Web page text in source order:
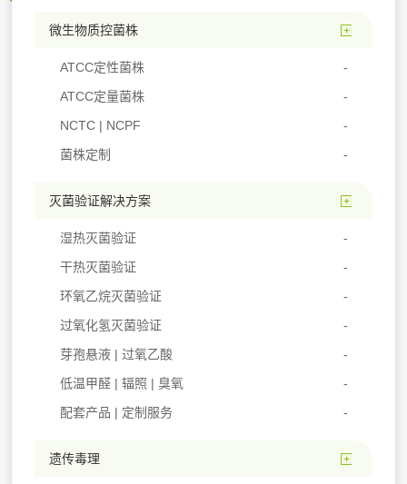
微生物质控菌株
ATCC定性菌株
ATCC定量菌株
NCTC | NCPF
菌株定制
灭菌验证解决方案
湿热灭菌验证
干热灭菌验证
环氧乙烷灭菌验证
过氧化氢灭菌验证
芽孢悬液 | 过氧乙酸
低温甲醛 | 辐照 | 臭氧
配套产品 | 定制服务
遗传毒理